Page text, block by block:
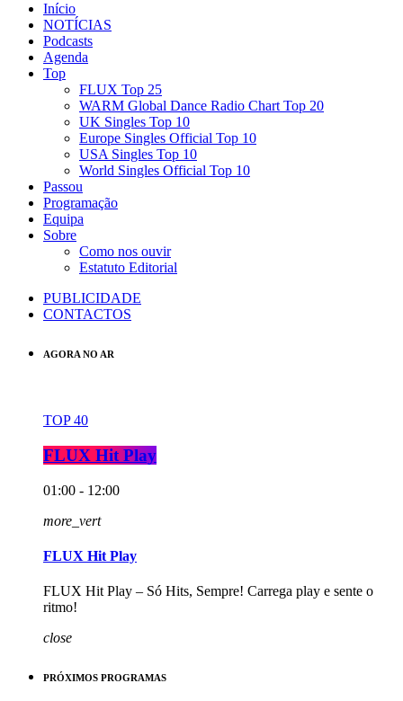
Início
NOTÍCIAS
Podcasts
Agenda
Top
FLUX Top 25
WARM Global Dance Radio Chart Top 20
UK Singles Top 10
Europe Singles Official Top 10
USA Singles Top 10
World Singles Official Top 10
Passou
Programação
Equipa
Sobre
Como nos ouvir
Estatuto Editorial
PUBLICIDADE
CONTACTOS
AGORA NO AR
TOP 40
FLUX Hit Play
01:00 - 12:00
more_vert
FLUX Hit Play
FLUX Hit Play – Só Hits, Sempre! Carrega play e sente o
ritmo!
close
PRÓXIMOS PROGRAMAS